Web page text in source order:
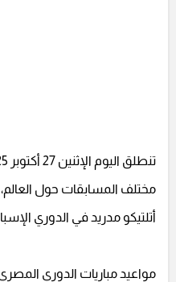
مختلف المسابقات حول
أتلتيكو مدريد في الدوري
مواعيد مباريات الدوري المصري